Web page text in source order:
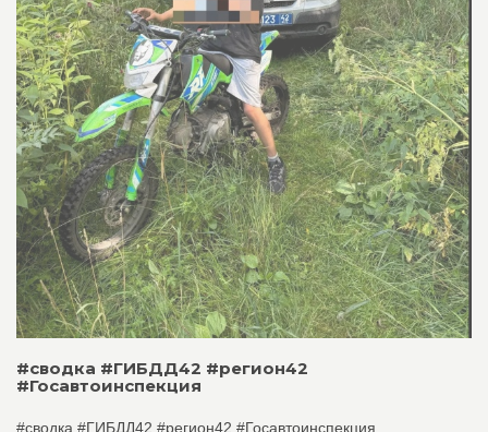
#сводка #ГИБДД42 #регион42
#Госавтоинспекция
#сводка #ГИБДД42 #регион42 #Госавтоинспекция